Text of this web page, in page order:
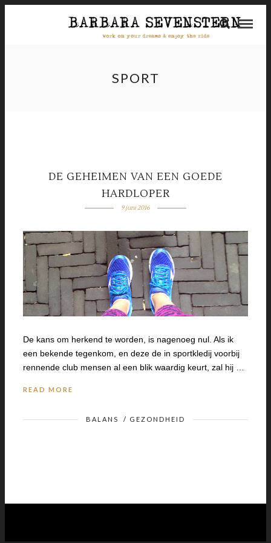
SPORT
DE GEHEIMEN VAN EEN GOEDE
HARDLOPER
9 juni 2016
De kans om herkend te worden, is nagenoeg nul. Als ik
een bekende tegenkom, en deze de in sportkledij voorbij
rennende club mensen al een blik waardig keurt, zal hij …
READ MORE
BALANS / GEZONDHEID